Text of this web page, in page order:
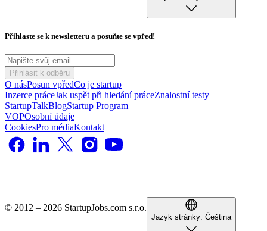
Přihlaste se k newsletteru a posuňte se vpřed!
Přihlásit k odběru
O násPosun vpředCo je startup
Inzerce práceJak uspět při hledání práceZnalostní testy
StartupTalkBlogStartup Program
VOPOsobní údaje
CookiesPro médiaKontakt
© 2012 – 2026 StartupJobs.com s.r.o.
Jazyk stránky: Čeština